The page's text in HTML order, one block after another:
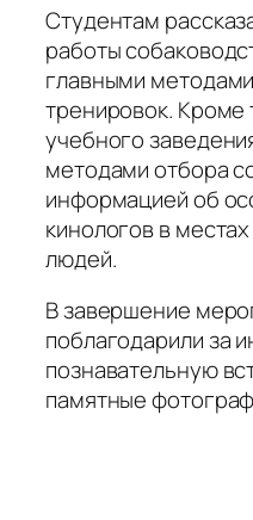
Студентам
работы
главными
тренировок. Кроме
учебного
методами отбора
информацией об
кинологов в
людей.
В завершение
поблагодарили за
познавательную
памятные